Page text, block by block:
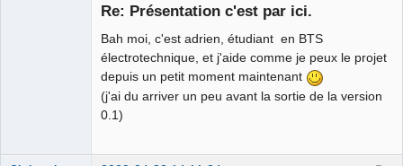
Re: Présentation c'est par ici.
Bah moi, c'est adrien, étudiant en BTS
électrotechnique, et j'aide comme je peux le projet
depuis un petit moment maintenant
(j'ai du arriver un peu avant la sortie de la version
0.1)